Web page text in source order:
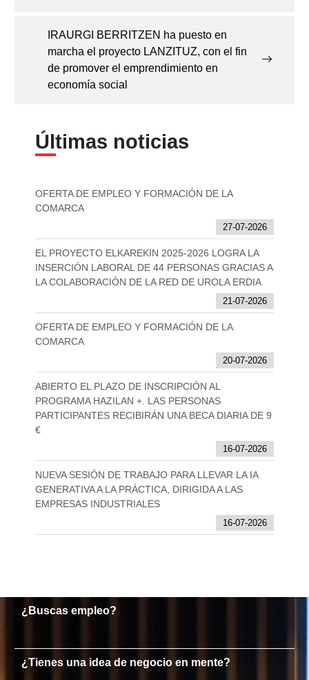
IRAURGI BERRITZEN ha puesto en
marcha el proyecto LANZITUZ, con el fin
de promover el emprendimiento en
economía social
Últimas noticias
OFERTA DE EMPLEO Y FORMACIÓN DE LA
COMARCA
27-07-2026
EL PROYECTO ELKAREKIN 2025-2026 LOGRA LA
INSERCIÓN LABORAL DE 44 PERSONAS GRACIAS A
LA COLABORACIÓN DE LA RED DE UROLA ERDIA
21-07-2026
OFERTA DE EMPLEO Y FORMACIÓN DE LA
COMARCA
20-07-2026
ABIERTO EL PLAZO DE INSCRIPCIÓN AL
PROGRAMA HAZILAN +. LAS PERSONAS
PARTICIPANTES RECIBIRÁN UNA BECA DIARIA DE 9
€
16-07-2026
NUEVA SESIÓN DE TRABAJO PARA LLEVAR LA IA
GENERATIVA A LA PRÁCTICA, DIRIGIDA A LAS
EMPRESAS INDUSTRIALES
16-07-2026
¿Buscas empleo?
¿Tienes una idea de negocio en mente?